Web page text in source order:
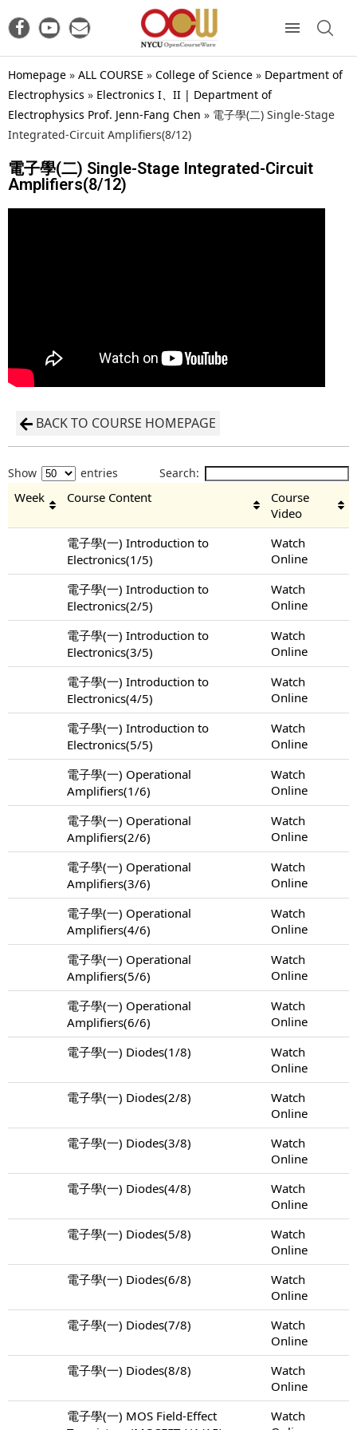
Homepage » ALL COURSE » College of Science » Department of
Electrophysics » Electronics I、II | Department of
Electrophysics Prof. Jenn-Fang Chen » 電子學(二) Single-Stage
Integrated-Circuit Amplifiers(8/12)
電子學(二) Single-Stage Integrated-Circuit
Amplifiers(8/12)
BACK TO COURSE HOMEPAGE
Show entries Search:
Week Course Content
Course
Video
電子學(一) Introduction to
Electronics(1/5)
Watch
Online
電子學(一) Introduction to
Electronics(2/5)
Watch
Online
電子學(一) Introduction to
Electronics(3/5)
Watch
Online
電子學(一) Introduction to
Electronics(4/5)
Watch
Online
電子學(一) Introduction to
Electronics(5/5)
Watch
Online
電子學(一) Operational
Amplifiers(1/6)
Watch
Online
電子學(一) Operational
Amplifiers(2/6)
Watch
Online
電子學(一) Operational
Amplifiers(3/6)
Watch
Online
電子學(一) Operational
Amplifiers(4/6)
Watch
Online
電子學(一) Operational
Amplifiers(5/6)
Watch
Online
電子學(一) Operational
Amplifiers(6/6)
Watch
Online
電子學(一) Diodes(1/8)
Watch
Online
電子學(一) Diodes(2/8)
Watch
Online
電子學(一) Diodes(3/8)
Watch
Online
電子學(一) Diodes(4/8)
Watch
Online
電子學(一) Diodes(5/8)
Watch
Online
電子學(一) Diodes(6/8)
Watch
Online
電子學(一) Diodes(7/8)
Watch
Online
電子學(一) Diodes(8/8)
Watch
Online
電子學(一) MOS Field-Effect
Watch